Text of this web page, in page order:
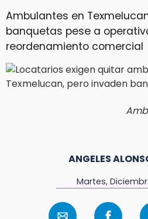
Ambulantes en
banquetas pese a
reordenamiento comercial
ANGELES
Martes,